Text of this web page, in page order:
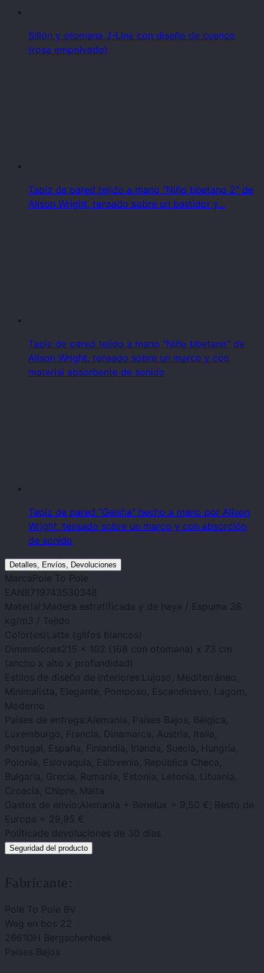
Sillón y otomana J-Line con diseño de cuenco
(rosa empolvado)
Tapiz de pared tejido a mano "Niño tibetano 2" de
Alison Wright, tensado sobre un bastidor y…
Tapiz de pared tejido a mano "Niño tibetano" de
Alison Wright, tensado sobre un marco y con
material absorbente de sonido
Tapiz de pared "Geisha" hecho a mano por Alison
Wright, tensado sobre un marco y con absorción
de sonido
Detalles, Envíos, Devoluciones
Marca Pole To Pole
EAN8719743530348
Material:Madera estratificada y de haya / Espuma 38
kg/m3 / Tejido
Color(es) Latte (glifos blancos)
Dimensiones215 x 102 (168 con otomana) x 73 cm
(ancho x alto x profundidad)
Estilos de diseño de interiores:Lujoso, Mediterráneo,
Minimalista, Elegante, Pomposo, Escandinavo, Lagom,
Moderno
Países de entrega:Alemania, Países Bajos, Bélgica,
Luxemburgo, Francia, Dinamarca, Austria, Italia,
Portugal, España, Finlandia, Irlanda, Suecia, Hungría,
Polonia, Eslovaquia, Eslovenia, República Checa,
Bulgaria, Grecia, Rumanía, Estonia, Letonia, Lituania,
Croacia, Chipre, Malta
Gastos de envío:Alemania + Benelux = 9,50 €; Resto de
Europa = 29,95 €
Políticade devoluciones de 30 días
Seguridad del producto
Fabricante:
Pole To Pole BV
Weg en bos 22
2661DH Bergschenhoek
Países Bajos